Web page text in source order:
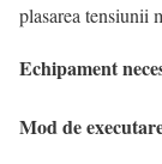
plasarea tensiunii
Echipament
Mod de